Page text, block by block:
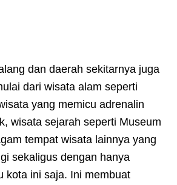
dan daerah sekitarnya juga
dari wisata alam seperti
yang memicu adrenalin
wisata sejarah seperti Museum
tempat wisata lainnya yang
sekaligus dengan hanya
kota ini saja. Ini membuat